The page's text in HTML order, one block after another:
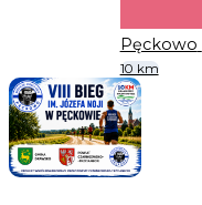
Pęckowo
10 km